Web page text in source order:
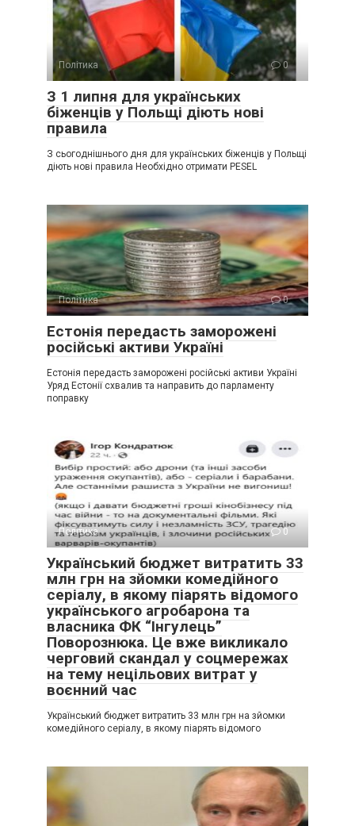
Політика 0
З 1 липня для українських
біженців у Польщі діють нові
правила
З сьогоднішнього дня для українських біженців у Польщі
діють нові правила Необхідно отримати PESEL
Політика 0
Естонія передасть заморожені
російські активи Україні
Естонія передасть заморожені російські активи Україні
Уряд Естонії схвалив та направить до парламенту
поправку
Політика 0
Український бюджет витратить 33
млн грн на зйомки комедійного
серіалу, в якому піарять відомого
українського агробарона та
власника ФК “Інгулець”
Поворознюка. Це вже викликало
черговий скандал у соцмережах
на тему нецільових витрат у
воєнний час
Український бюджет витратить 33 млн грн на зйомки
комедійного серіалу, в якому піарять відомого